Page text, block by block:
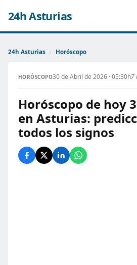
24h Asturias
24h Asturias › Horóscopo
HORÓSCOPO30 de Abril de 2026 · 05:30h7
Horóscopo de hoy
en Asturias:
todos los signos